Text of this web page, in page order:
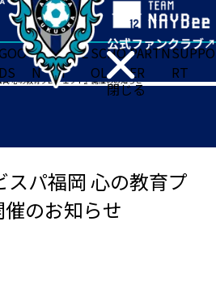
閉じる
DS
FA
N
ACADE
MY
SCHO
OL
PARTN
ER
SUPPO
RT
心の教育プロジェクト』開催のお知らせ
スパ福岡 心の教育プ
のお知らせ